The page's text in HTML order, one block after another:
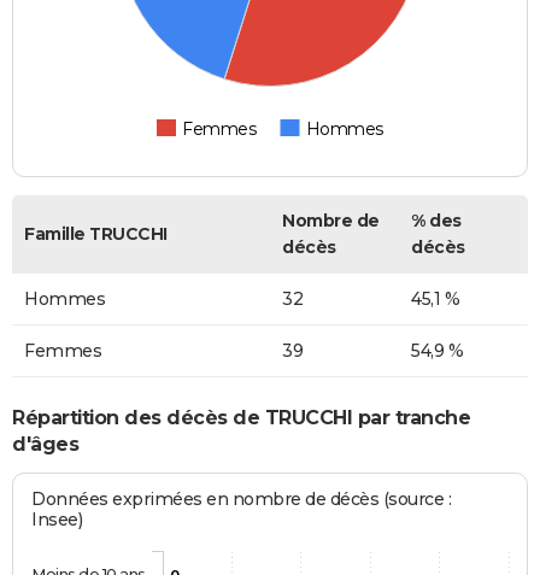
Femmes Hommes
Famille TRUCCHI
Nombre de
décès
% des
décès
Hommes 32 45,1 %
Femmes 39 54,9 %
Répartition des décès de TRUCCHI par tranche
d'âges
Données exprimées en nombre de décès (source :
Insee)